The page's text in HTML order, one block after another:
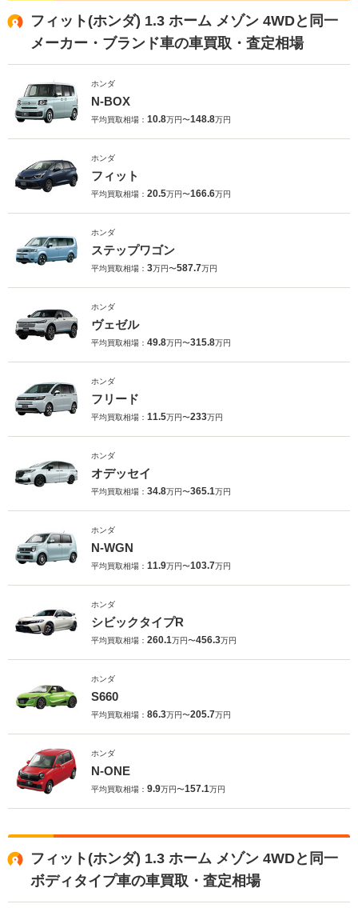
フィット(ホンダ) 1.3 ホーム メゾン 4WDと同一
メーカー・ブランド車の車買取・査定相場
ホンダ
N-BOX
平均買取相場： 10.8万円〜148.8万円
ホンダ
フィット
平均買取相場： 20.5万円〜166.6万円
ホンダ
ステップワゴン
平均買取相場： 3万円〜587.7万円
ホンダ
ヴェゼル
平均買取相場： 49.8万円〜315.8万円
ホンダ
フリード
平均買取相場： 11.5万円〜233万円
ホンダ
オデッセイ
平均買取相場： 34.8万円〜365.1万円
ホンダ
N-WGN
平均買取相場： 11.9万円〜103.7万円
ホンダ
シビックタイプR
平均買取相場： 260.1万円〜456.3万円
ホンダ
S660
平均買取相場： 86.3万円〜205.7万円
ホンダ
N-ONE
平均買取相場： 9.9万円〜157.1万円
フィット(ホンダ) 1.3 ホーム メゾン 4WDと同一
ボディタイプ車の車買取・査定相場